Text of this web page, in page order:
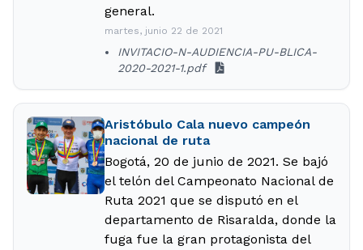
general.
martes, junio 22 de 2021
INVITACIO-N-AUDIENCIA-PU-BLICA-
2020-2021-1.pdf
Aristóbulo Cala nuevo campeón
nacional de ruta
Bogotá, 20 de junio de 2021. Se bajó
el telón del Campeonato Nacional de
Ruta 2021 que se disputó en el
departamento de Risaralda, donde la
fuga fue la gran protagonista del